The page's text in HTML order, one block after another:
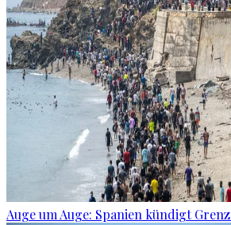
Auge um Auge: Spanien kündigt